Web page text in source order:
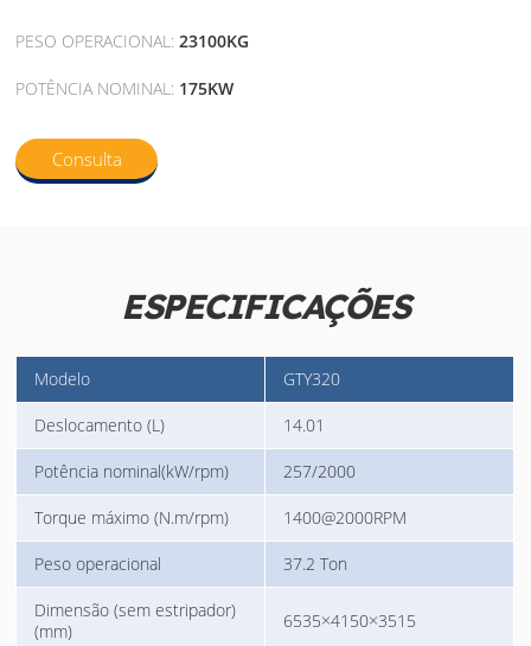
PESO OPERACIONAL:23100KG
POTÊNCIA NOMINAL: 175KW
Consulta
ESPECIFICAÇÕES
Modelo GTY320
Deslocamento (L) 14.01
Potência nominal(kW/rpm) 257/2000
Torque máximo (N.m/rpm) 1400@2000RPM
Peso operacional 37.2 Ton
Dimensão (sem estripador)
(mm)
6535×4150×3515